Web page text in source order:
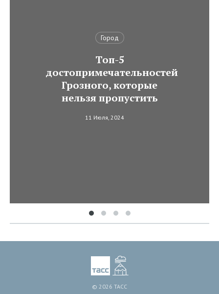
Город
Топ-5
достопримечательностей
Грозного, которые
нельзя пропустить
11 Июля, 2024
© 2026 ТАСС